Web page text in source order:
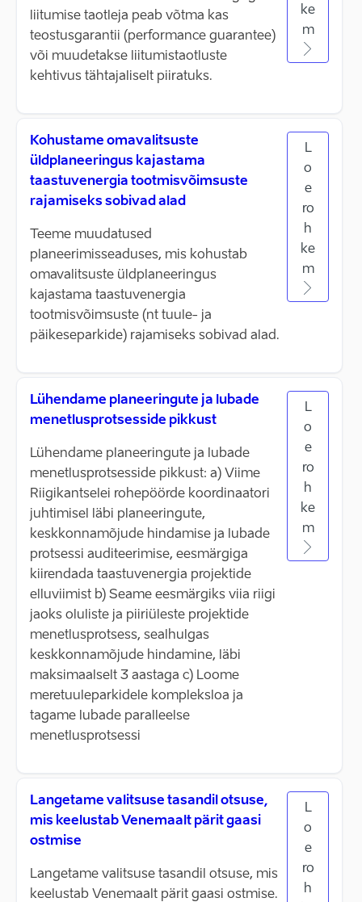
liitumise taotleja peab võtma kas
teostusgarantii (performance guarantee)
või muudetakse liitumistaotluste
kehtivus tähtajaliselt piiratuks.
ke
m
Kohustame omavalitsuste
üldplaneeringus kajastama
taastuvenergia tootmisvõimsuste
rajamiseks sobivad alad
Teeme muudatused
planeerimisseaduses, mis kohustab
omavalitsuste üldplaneeringus
kajastama taastuvenergia
tootmisvõimsuste (nt tuule- ja
päikeseparkide) rajamiseks sobivad alad.
L
o
e
ro
h
ke
m
Lühendame planeeringute ja lubade
menetlusprotsesside pikkust
Lühendame planeeringute ja lubade
menetlusprotsesside pikkust: a) Viime
Riigikantselei rohepöörde koordinaatori
juhtimisel läbi planeeringute,
keskkonnamõjude hindamise ja lubade
protsessi auditeerimise, eesmärgiga
kiirendada taastuvenergia projektide
elluviimist b) Seame eesmärgiks viia riigi
jaoks oluliste ja piiriüleste projektide
menetlusprotsess, sealhulgas
keskkonnamõjude hindamine, läbi
maksimaalselt 3 aastaga c) Loome
meretuuleparkidele kompleksloa ja
tagame lubade paralleelse
menetlusprotsessi
L
o
e
ro
h
ke
m
Langetame valitsuse tasandil otsuse,
mis keelustab Venemaalt pärit gaasi
ostmise
Langetame valitsuse tasandil otsuse, mis
keelustab Venemaalt pärit gaasi ostmise.
L
o
e
ro
h